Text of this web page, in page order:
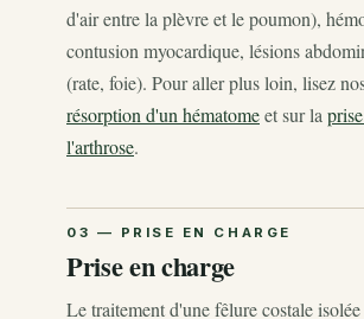
d'air entre la plèvre et le poumon),
contusion myocardique, lésions
(rate, foie). Pour aller plus loin, lisez
résorption d'un hématomeet sur la
l'arthrose.
Prise en charge
Le traitement d'une fêlure costale isolée